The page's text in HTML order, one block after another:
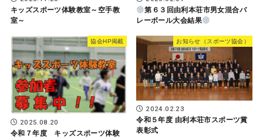
キッズスポーツ体験教室～空手教
室～
第６３回由利本荘市男女混合バ
レーボール大会結果
協会HP掲載
2025.08.20
令和７年度 キッズスポーツ体験
お知らせ（スポーツ協会）
2024.02.23
令和５年度 由利本荘市スポーツ賞
表彰式